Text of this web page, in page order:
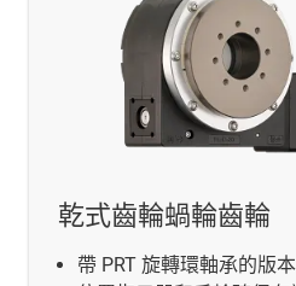
乾式齒輪蝸輪齒輪
帶 PRT 旋轉環軸承的版本